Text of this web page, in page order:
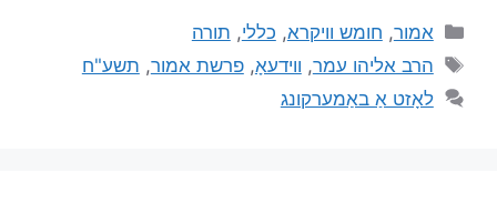
אמור, חומש וויקרא, כללי, תורה
הרב אליהו עמר, ווידעאָ,פרשת אמור, תשע"ח
לאָזט אַ באַמערקונג